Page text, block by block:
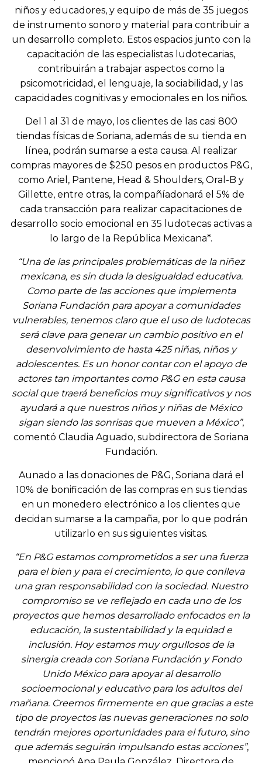
niños y educadores, y equipo de más de 35 juegos
de instrumento sonoro y material para contribuir a
un desarrollo completo. Estos espacios junto con la
capacitación de las especialistas ludotecarias,
contribuirán a trabajar aspectos como la
psicomotricidad, el lenguaje, la sociabilidad, y las
capacidades cognitivas y emocionales en los niños.
Del 1 al 31 de mayo, los clientes de las casi 800
tiendas físicas de Soriana, además de su tienda en
línea, podrán sumarse a esta causa. Al realizar
compras mayores de $250 pesos en productos P&G,
como Ariel, Pantene, Head & Shoulders, Oral-B y
Gillette, entre otras, la compañíadonará el 5% de
cada transacción para realizar capacitaciones de
desarrollo socio emocional en 35 ludotecas activas a
lo largo de la República Mexicana*.
“Una de las principales problemáticas de la niñez
mexicana, es sin duda la desigualdad educativa.
Como parte de las acciones que implementa
Soriana Fundación para apoyar a comunidades
vulnerables, tenemos claro que el uso de ludotecas
será clave para generar un cambio positivo en el
desenvolvimiento de hasta 425 niñas, niños y
adolescentes. Es un honor contar con el apoyo de
actores tan importantes como P&G en esta causa
social que traerá beneficios muy significativos y nos
ayudará a que nuestros niños y niñas de México
sigan siendo las sonrisas que mueven a México”,
comentó Claudia Aguado, subdirectora de Soriana
Fundación.
Aunado a las donaciones de P&G, Soriana dará el
10% de bonificación de las compras en sus tiendas
en un monedero electrónico a los clientes que
decidan sumarse a la campaña, por lo que podrán
utilizarlo en sus siguientes visitas.
“En P&G estamos comprometidos a ser una fuerza
para el bien y para el crecimiento, lo que conlleva
una gran responsabilidad con la sociedad. Nuestro
compromiso se ve reflejado en cada uno de los
proyectos que hemos desarrollado enfocados en la
educación, la sustentabilidad y la equidad e
inclusión. Hoy estamos muy orgullosos de la
sinergia creada con Soriana Fundación y Fondo
Unido México para apoyar al desarrollo
socioemocional y educativo para los adultos del
mañana. Creemos firmemente en que gracias a este
tipo de proyectos las nuevas generaciones no solo
tendrán mejores oportunidades para el futuro, sino
que además seguirán impulsando estas acciones”,